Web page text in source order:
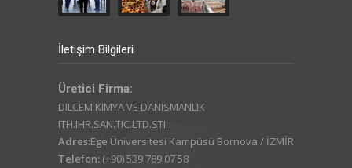
İletişim Bilgileri
Üretici Firma:
DILCEM KIMYA VE DANISMANLIK
ITH.IHR.SAN.TIC.LTD.STI.
Adres:Ege Üniversitesi Kampüsü Bornova / İZMİR
Telefon: (+90) 539 789 07 58